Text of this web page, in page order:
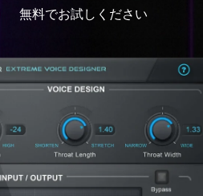
無料でお試しください